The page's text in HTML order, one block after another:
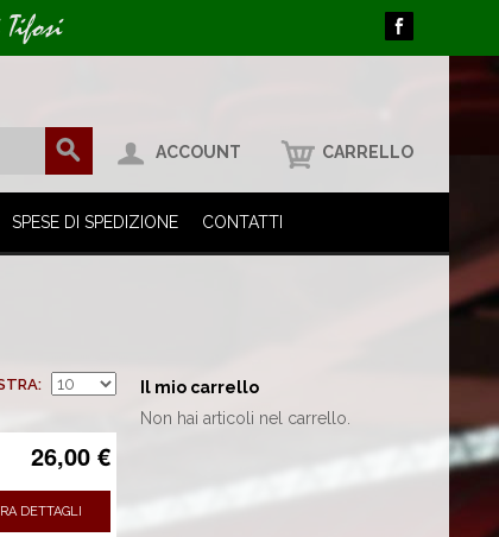
ACCOUNT CARRELLO
SPESE DI SPEDIZIONE CONTATTI
26,00 €
DETTAGLI
Il mio carrello
Non hai articoli nel carrello.